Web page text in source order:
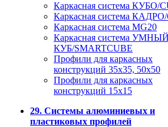
Каркасная система КУБО/
Каркасная система
Каркасная система MG20
Каркасная система УМНЫЙ
КУБ/SMARTCUBE
Профили для каркасных
конструкций 35x35, 50x50
Профили для каркасных
конструкций 15х15
29. Системы алюминиевых и
пластиковых профилей